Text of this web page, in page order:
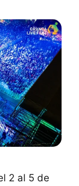
2 al 5 de